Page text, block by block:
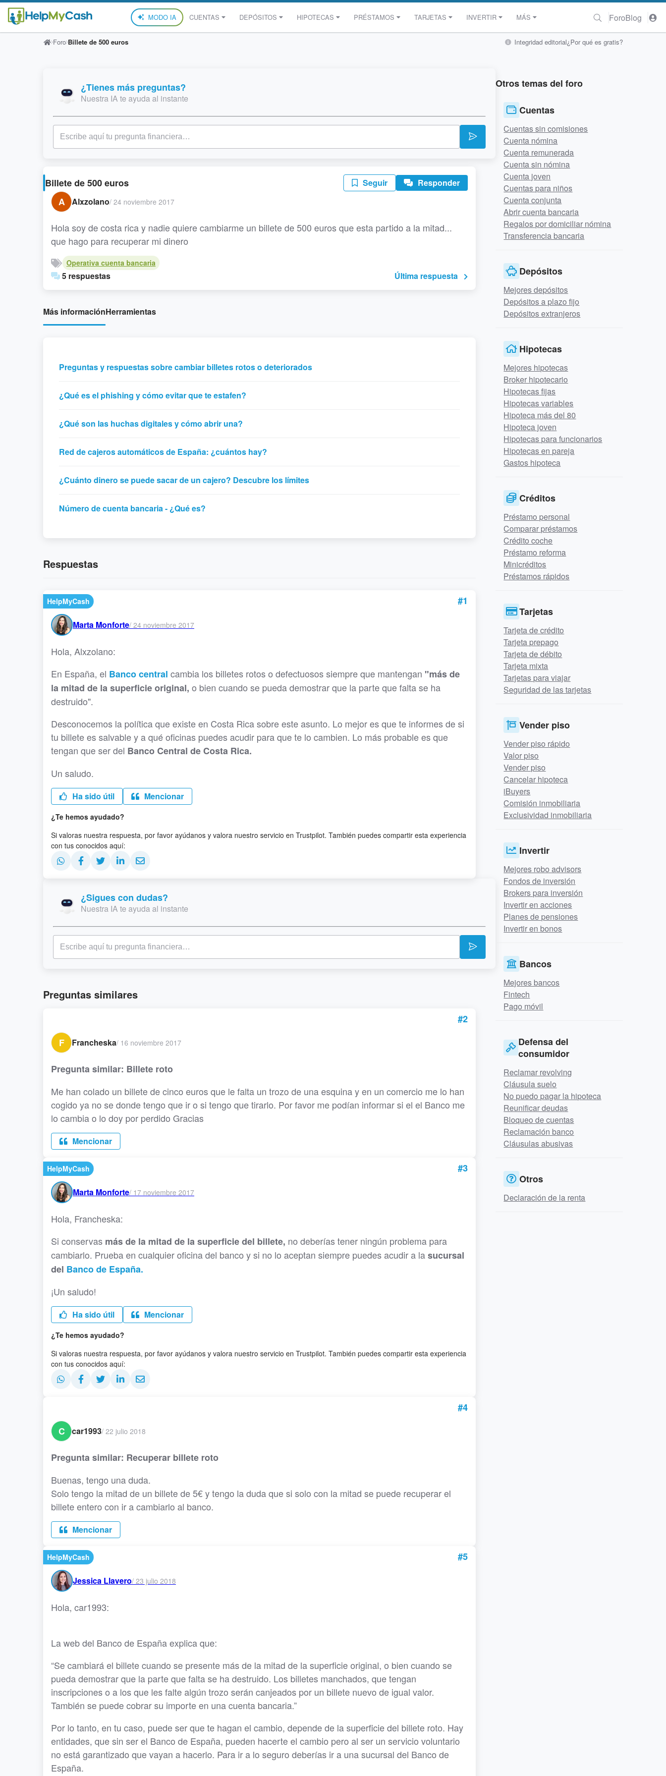
MODO IA CUENTAS DEPÓSITOS HIPOTECAS PRÉSTAMOS TARJETAS INVERTIR MÁS ForoBlog
Integridad editorial¿Por qué es gratis?
Foro Billete de 500 euros
¿Tienes más preguntas?
Nuestra IA te ayuda al instante
Billete de 500 euros Seguir Responder
A Alxzolano/ 24 noviembre 2017
Hola soy de costa rica y nadie quiere cambiarme un billete de 500 euros que esta partido a la mitad...
que hago para recuperar mi dinero
Operativa cuenta bancaria
5 respuestas Última respuesta
Más informaciónHerramientas
Preguntas y respuestas sobre cambiar billetes rotos o deteriorados
¿Qué es el phishing y cómo evitar que te estafen?
¿Qué son las huchas digitales y cómo abrir una?
Red de cajeros automáticos de España: ¿cuántos hay?
¿Cuánto dinero se puede sacar de un cajero? Descubre los límites
Número de cuenta bancaria - ¿Qué es?
Respuestas
HelpMyCash #1
Marta Monforte/ 24 noviembre 2017
Hola, Alxzolano:
En España, el Banco central cambia los billetes rotos o defectuosos siempre que mantengan "más de
la mitad de la superficie original, o bien cuando se pueda demostrar que la parte que falta se ha
destruido".
Desconocemos la política que existe en Costa Rica sobre este asunto. Lo mejor es que te informes de si
tu billete es salvable y a qué oficinas puedes acudir para que te lo cambien. Lo más probable es que
tengan que ser del Banco Central de Costa Rica.
Un saludo.
Ha sido útil Mencionar
¿Te hemos ayudado?
Si valoras nuestra respuesta, por favor ayúdanos y valora nuestro servicio en Trustpilot. También puedes compartir esta experiencia
con tus conocidos aquí:
¿Sigues con dudas?
Nuestra IA te ayuda al instante
Preguntas similares
#2
F
Francheska/ 16 noviembre 2017
Pregunta similar: Billete roto
Me han colado un billete de cinco euros que le falta un trozo de una esquina y en un comercio me lo han
cogido ya no se donde tengo que ir o si tengo que tirarlo. Por favor me podían informar si el el Banco me
lo cambia o lo doy por perdido Gracias
Mencionar
HelpMyCash #3
Marta Monforte/ 17 noviembre 2017
Hola, Francheska:
Si conservas más de la mitad de la superficie del billete, no deberías tener ningún problema para
cambiarlo. Prueba en cualquier oficina del banco y si no lo aceptan siempre puedes acudir a lasucursal
del Banco de España.
¡Un saludo!
Ha sido útil Mencionar
¿Te hemos ayudado?
Si valoras nuestra respuesta, por favor ayúdanos y valora nuestro servicio en Trustpilot. También puedes compartir esta experiencia
con tus conocidos aquí:
#4
C
car1993/ 22 julio 2018
Pregunta similar: Recuperar billete roto
Buenas, tengo una duda.
Solo tengo la mitad de un billete de 5€ y tengo la duda que si solo con la mitad se puede recuperar el
billete entero con ir a cambiarlo al banco.
Mencionar
HelpMyCash #5
Jessica Llavero/ 23 julio 2018
Hola, car1993:
La web del Banco de España explica que:
“Se cambiará el billete cuando se presente más de la mitad de la superficie original, o bien cuando se
pueda demostrar que la parte que falta se ha destruido. Los billetes manchados, que tengan
inscripciones o a los que les falte algún trozo serán canjeados por un billete nuevo de igual valor.
También se puede cobrar su importe en una cuenta bancaria.”
Por lo tanto, en tu caso, puede ser que te hagan el cambio, depende de la superficie del billete roto. Hay
entidades, que sin ser el Banco de España, pueden hacerte el cambio pero al ser un servicio voluntario
no está garantizado que vayan a hacerlo. Para ir a lo seguro deberías ir a una sucursal del Banco de
España.
Otros temas del foro
Cuentas
Cuentas sin comisiones
Cuenta nómina
Cuenta remunerada
Cuenta sin nómina
Cuenta joven
Cuentas para niños
Cuenta conjunta
Abrir cuenta bancaria
Regalos por domiciliar nómina
Transferencia bancaria
Depósitos
Mejores depósitos
Depósitos a plazo fijo
Depósitos extranjeros
Hipotecas
Mejores hipotecas
Broker hipotecario
Hipotecas fijas
Hipotecas variables
Hipoteca más del 80
Hipoteca joven
Hipotecas para funcionarios
Hipotecas en pareja
Gastos hipoteca
Créditos
Préstamo personal
Comparar préstamos
Crédito coche
Préstamo reforma
Minicréditos
Préstamos rápidos
Tarjetas
Tarjeta de crédito
Tarjeta prepago
Tarjeta de débito
Tarjeta mixta
Tarjetas para viajar
Seguridad de las tarjetas
Vender piso
Vender piso rápido
Valor piso
Vender piso
Cancelar hipoteca
iBuyers
Comisión inmobiliaria
Exclusividad inmobiliaria
Invertir
Mejores robo advisors
Fondos de inversión
Brokers para inversión
Invertir en acciones
Planes de pensiones
Invertir en bonos
Bancos
Mejores bancos
Fintech
Pago móvil
Defensa del
consumidor
Reclamar revolving
Cláusula suelo
No puedo pagar la hipoteca
Reunificar deudas
Bloqueo de cuentas
Reclamación banco
Cláusulas abusivas
Otros
Declaración de la renta